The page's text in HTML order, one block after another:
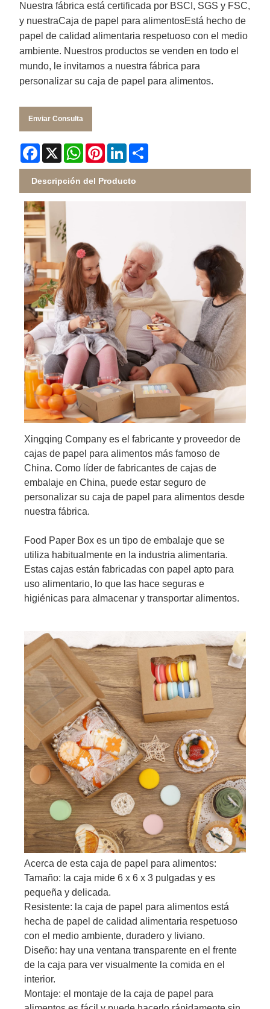
Nuestra fábrica está certificada por BSCI, SGS y FSC,
y nuestraCaja de papel para alimentosEstá hecho de
papel de calidad alimentaria respetuoso con el medio
ambiente. Nuestros productos se venden en todo el
mundo, le invitamos a nuestra fábrica para
personalizar su caja de papel para alimentos.
Enviar Consulta
Facebook
X WhatsApp
PinterestLinkedIn
Descripción del Producto
Xingqing Company es el fabricante y proveedor de
cajas de papel para alimentos más famoso de
China. Como líder de fabricantes de cajas de
embalaje en China, puede estar seguro de
personalizar su caja de papel para alimentos desde
nuestra fábrica.
Food Paper Box es un tipo de embalaje que se
utiliza habitualmente en la industria alimentaria.
Estas cajas están fabricadas con papel apto para
uso alimentario, lo que las hace seguras e
higiénicas para almacenar y transportar alimentos.
Acerca de esta caja de papel para alimentos:
Tamaño: la caja mide 6 x 6 x 3 pulgadas y es
pequeña y delicada.
Resistente: la caja de papel para alimentos está
hecha de papel de calidad alimentaria respetuoso
con el medio ambiente, duradero y liviano.
Diseño: hay una ventana transparente en el frente
de la caja para ver visualmente la comida en el
interior.
Montaje: el montaje de la caja de papel para